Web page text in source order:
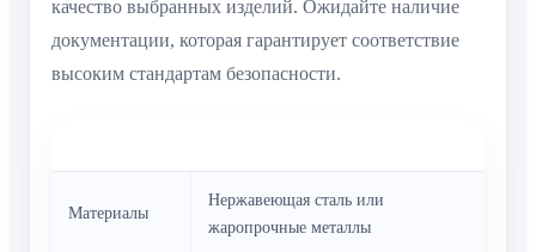
качество выбранных изделий. Ожидайте наличие
документации, которая гарантирует соответствие
высоким стандартам безопасности.
Материалы
Нержавеющая сталь или
жаропрочные металлы